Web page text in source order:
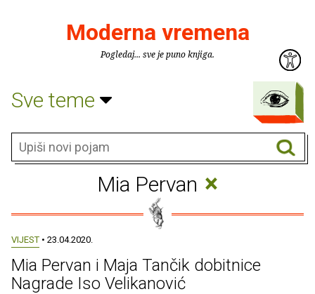
Moderna vremena
Pogledaj... sve je puno knjiga.
Sve teme
Mia Pervan ×
VIJEST • 23.04.2020.
Mia Pervan i Maja Tančik dobitnice
Nagrade Iso Velikanović